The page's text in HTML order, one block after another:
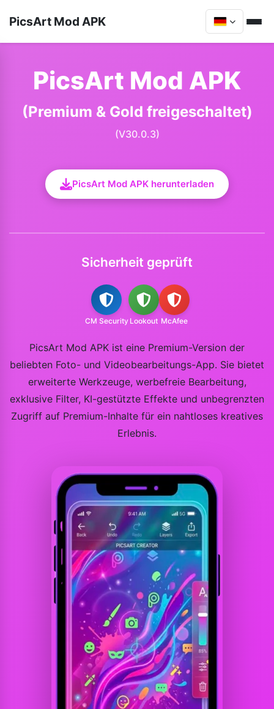
PicsArt Mod APK
PicsArt Mod APK
(Premium & Gold freigeschaltet)
(V30.0.3)
PicsArt Mod APK herunterladen
Sicherheit geprüft
CM Security Lookout McAfee
PicsArt Mod APK ist eine Premium-Version der
beliebten Foto- und Videobearbeitungs-App. Sie bietet
erweiterte Werkzeuge, werbefreie Bearbeitung,
exklusive Filter, KI-gestützte Effekte und unbegrenzten
Zugriff auf Premium-Inhalte für ein nahtloses kreatives
Erlebnis.